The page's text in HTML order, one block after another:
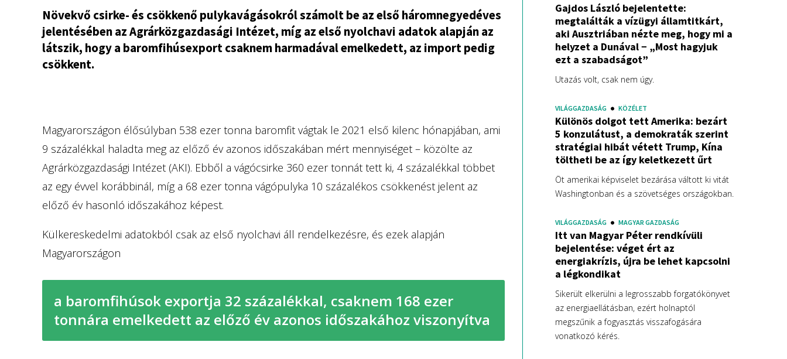
Növekvő csirke- és csökkenő pulykavágásokról számolt be az első háromnegyedéves
jelentésében az Agrárközgazdasági Intézet, míg az első nyolchavi adatok alapján az
látszik, hogy a baromfihúsexport csaknem harmadával emelkedett, az import pedig
csökkent.
Magyarországon élősúlyban 538 ezer tonna baromfit vágtak le 2021 első kilenc hónapjában, ami
9 százalékkal haladta meg az előző év azonos időszakában mért mennyiséget – közölte az
Agrárközgazdasági Intézet (AKI). Ebből a vágócsirke 360 ezer tonnát tett ki, 4 százalékkal többet
az egy évvel korábbinál, míg a 68 ezer tonna vágópulyka 10 százalékos csökkenést jelent az
előző év hasonló időszakához képest.
Külkereskedelmi adatokból csak az első nyolchavi áll rendelkezésre, és ezek alapján
Magyarországon
a baromfihúsok exportja 32 százalékkal, csaknem 168 ezer
tonnára emelkedett az előző év azonos időszakához viszonyítva
Gajdos László bejelentette:
megtalálták a vízügyi államtitkárt,
aki Ausztriában nézte meg, hogy mi a
helyzet a Dunával − „Most hagyjuk
ezt a szabadságot”
Utazás volt, csak nem úgy.
VILÁGGAZDASÁG KÖZÉLET
Különös dolgot tett Amerika: bezárt
5 konzulátust, a demokraták szerint
stratégiai hibát vétett Trump, Kína
töltheti be az így keletkezett űrt
Öt amerikai képviselet bezárása váltott ki vitát
Washingtonban és a szövetséges országokban.
VILÁGGAZDASÁG MAGYAR GAZDASÁG
Itt van Magyar Péter rendkívüli
bejelentése: véget ért az
energiakrízis, újra be lehet kapcsolni
a légkondikat
Sikerült elkerülni a legrosszabb forgatókönyvet
az energiaellátásban, ezért holnaptól
megszűnik a fogyasztás visszafogására
vonatkozó kérés.